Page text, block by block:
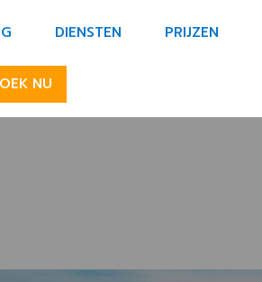
principale NL
DIENSTEN PRIJZEN
NU